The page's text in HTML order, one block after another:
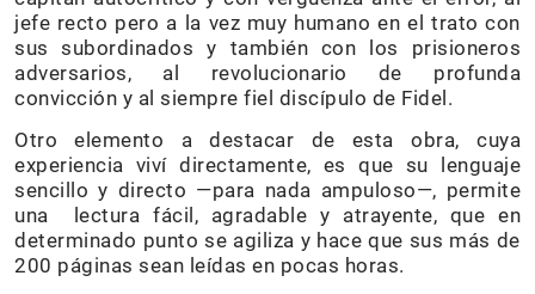
jefe recto pero a la vez muy humano en el trato con
sus subordinados y también con los prisioneros
adversarios, al revolucionario de profunda
convicción y al siempre fiel discípulo de Fidel.
Otro elemento a destacar de esta obra, cuya
experiencia viví directamente, es que su lenguaje
sencillo y directo —para nada ampuloso—, permite
una lectura fácil, agradable y atrayente, que en
determinado punto se agiliza y hace que sus más de
200 páginas sean leídas en pocas horas.